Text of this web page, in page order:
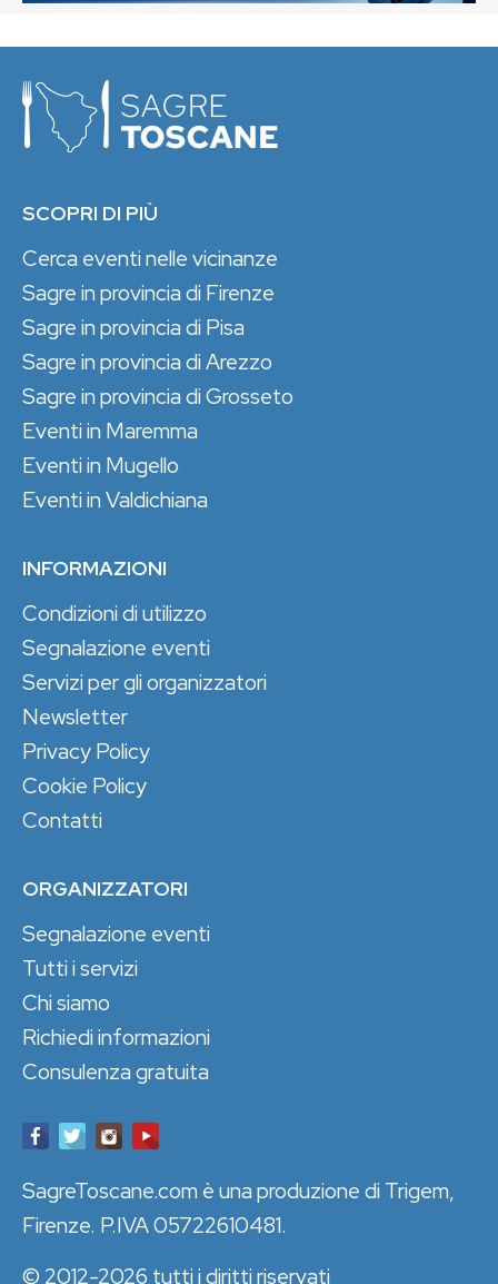
SCOPRI DI PIÙ
Cerca eventi nelle vicinanze
Sagre in provincia di Firenze
Sagre in provincia di Pisa
Sagre in provincia di Arezzo
Sagre in provincia di Grosseto
Eventi in Maremma
Eventi in Mugello
Eventi in Valdichiana
INFORMAZIONI
Condizioni di utilizzo
Segnalazione eventi
Servizi per gli organizzatori
Newsletter
Privacy Policy
Cookie Policy
Contatti
ORGANIZZATORI
Segnalazione eventi
Tutti i servizi
Chi siamo
Richiedi informazioni
Consulenza gratuita
SagreToscane.com è una produzione di Trigem,
Firenze. P.IVA 05722610481.
© 2012-2026 tutti i diritti riservati